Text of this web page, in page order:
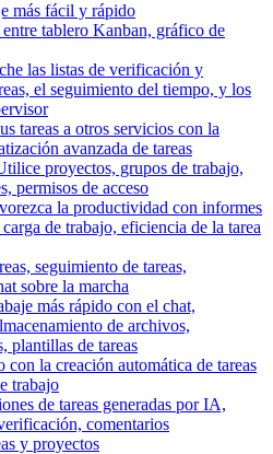
más fácil y rápido
tablero Kanban, gráfico de
las listas de verificación y
el seguimiento del tiempo, y los
tareas a otros servicios con la
avanzada de tareas
proyectos, grupos de trabajo,
permisos de acceso
la productividad con informes
de trabajo, eficiencia de la tarea
seguimiento de tareas,
sobre la marcha
más rápido con el chat,
de archivos,
plantillas de tareas
con la creación automática de tareas
trabajo
de tareas generadas por IA,
comentarios
y proyectos